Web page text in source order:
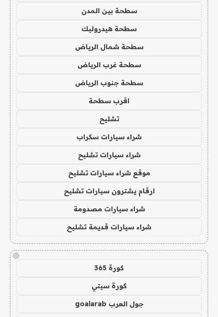
سطحة بين المدن
سطحة هيدروليك
سطحة شمال الرياض
سطحة غرب الرياض
سطحة جنوب الرياض
اقرب سطحة
تشليح
شراء سيارات سكراب
شراء سيارات تشليح
موقع شراء سيارات تشليح
ارقام يشترون سيارات تشليح
شراء سيارات مصدومة
شراء سيارات قديمة تشليح
!
كورة 365
كورة سيتي
جول العرب goalarab